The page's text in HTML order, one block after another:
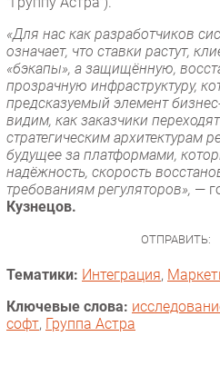
«Для нас как разработчиков
означает, что ставки растут,
«бэкапы», а защищённую,
прозрачную инфраструктуру,
предсказуемый элемент
видим, как заказчики
стратегическим архитектурам
будущее за платформами,
надёжность, скорость
требованиям регуляторов», —
Кузнецов.
ОТПРАВИТЬ:
Тематики: Интеграция,
Ключевые слова:
софт, Группа Астра